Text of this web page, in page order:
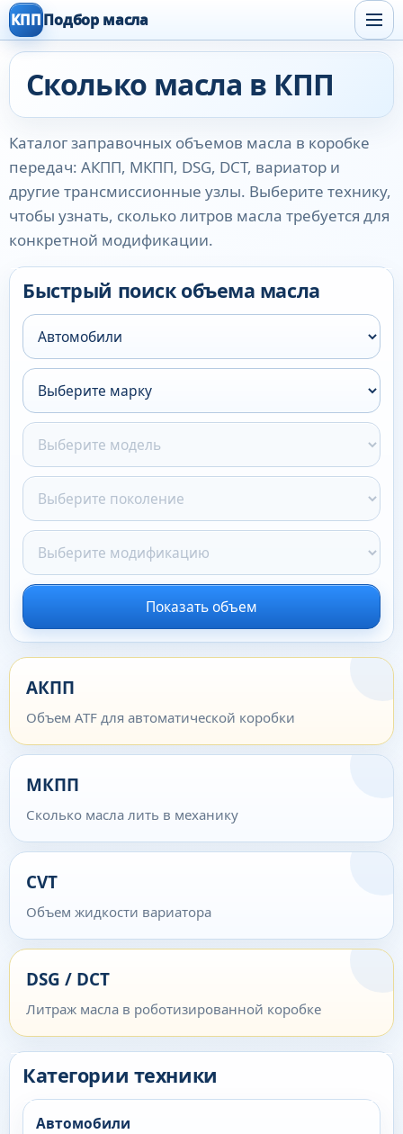
КПППодбор масла
Сколько масла в КПП
Каталог заправочных объемов масла в коробке
передач: АКПП, МКПП, DSG, DCT, вариатор и
другие трансмиссионные узлы. Выберите технику,
чтобы узнать, сколько литров масла требуется для
конкретной модификации.
Быстрый поиск объема масла
Показать объем
АКПП
Объем ATF для автоматической коробки
МКПП
Сколько масла лить в механику
CVT
Объем жидкости вариатора
DSG / DCT
Литраж масла в роботизированной коробке
Категории техники
Автомобили